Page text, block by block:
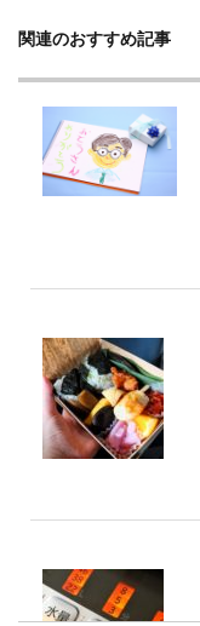
関連のおすすめ記事